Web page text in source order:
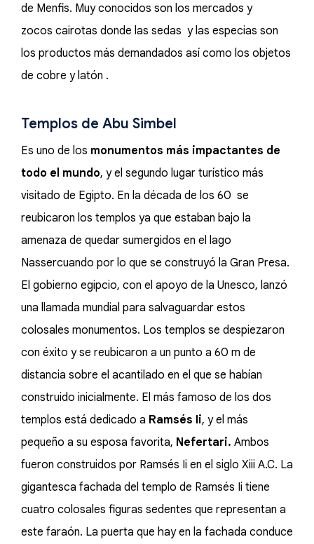
de Menfis. Muy conocidos son los mercados y
zocos cairotas donde las sedas y las especias son
los productos más demandados así como los objetos
de cobre y latón .
Templos de Abu Simbel
Es uno de los monumentos más impactantes de
todo el mundo, y el segundo lugar turístico más
visitado de Egipto. En la década de los 60 se
reubicaron los templos ya que estaban bajo la
amenaza de quedar sumergidos en el lago
Nassercuando por lo que se construyó la Gran Presa.
El gobierno egipcio, con el apoyo de la Unesco, lanzó
una llamada mundial para salvaguardar estos
colosales monumentos. Los templos se despiezaron
con éxito y se reubicaron a un punto a 60 m de
distancia sobre el acantilado en el que se habían
construido inicialmente. El más famoso de los dos
templos está dedicado a Ramsés Ii, y el más
pequeño a su esposa favorita, Nefertari. Ambos
fueron construidos por Ramsés Ii en el siglo Xiii A.C. La
gigantesca fachada del templo de Ramsés Ii tiene
cuatro colosales figuras sedentes que representan a
este faraón. La puerta que hay en la fachada conduce